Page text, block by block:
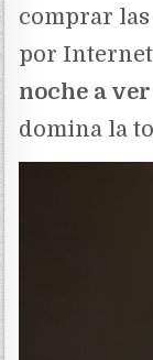
comprar
por
noche a
domina la